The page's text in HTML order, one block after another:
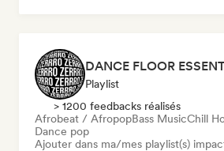
DANCE FLOOR
Playlist
> 1200 feedbacks réalisés
Afrobeat / AfropopBass MusicChill
Dance pop
Ajouter dans ma/mes playlist(s)